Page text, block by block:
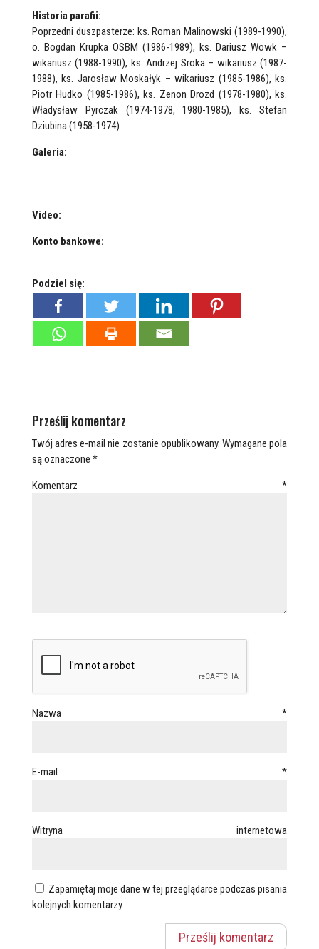
Historia parafii:
Poprzedni duszpasterze: ks. Roman Malinowski (1989-1990),
o. Bogdan Krupka OSBM (1986-1989), ks. Dariusz Wowk –
wikariusz (1988-1990), ks. Andrzej Sroka – wikariusz (1987-
1988), ks. Jarosław Moskałyk – wikariusz (1985-1986), ks.
Piotr Hudko (1985-1986), ks. Zenon Drozd (1978-1980), ks.
Władysław Pyrczak (1974-1978, 1980-1985), ks. Stefan
Dziubina (1958-1974)
Galeria:
Video:
Konto bankowe:
Podziel się:
Prześlij komentarz
Twój adres e-mail nie zostanie opublikowany. Wymagane pola
są oznaczone *
Komentarz*
Nazwa*
E-mail*
Witryna internetowa
Zapamiętaj moje dane w tej przeglądarce podczas pisania
kolejnych komentarzy.